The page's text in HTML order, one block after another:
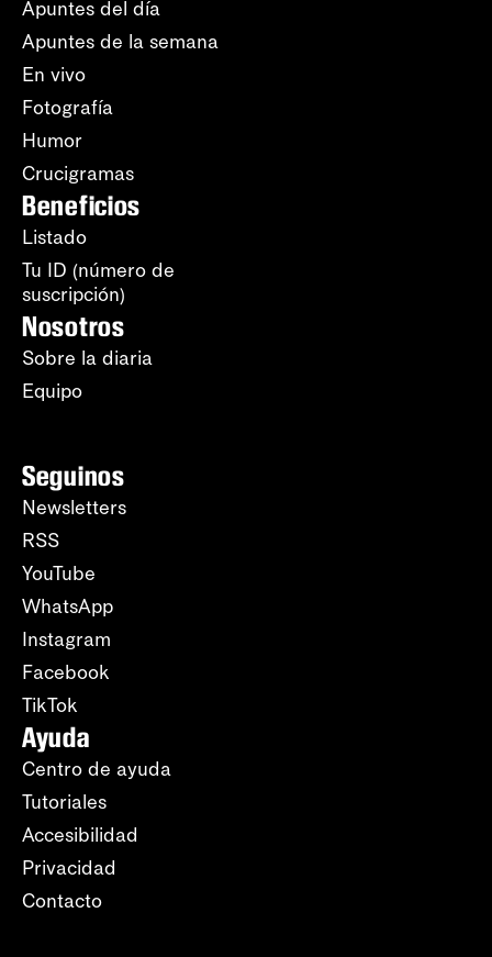
Apuntes del día
Apuntes de la semana
En vivo
Fotografía
Humor
Crucigramas
Beneficios
Listado
Tu ID (número de
suscripción)
Nosotros
Sobre la diaria
Equipo
Seguinos
Newsletters
RSS
YouTube
WhatsApp
Instagram
Facebook
TikTok
Ayuda
Centro de ayuda
Tutoriales
Accesibilidad
Privacidad
Contacto